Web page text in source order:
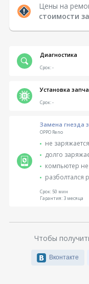
Цены на
стоимости
Диагностика
Срок:-
Установка
Срок:-
Замена гнезда
OPPO Reno
не заряжается
долго
компьютер
разболтался
Срок:50 мин
Гарантия:3 месяца
Чтобы
Вконтакте